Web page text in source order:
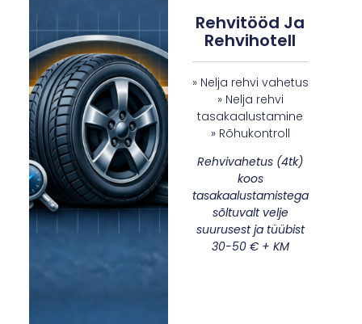
Rehvitööd Ja
Rehvihotell
» Nelja rehvi vahetus
» Nelja rehvi
tasakaalustamine
» Rõhukontroll
Rehvivahetus (4tk)
koos
tasakaalustamistega
sõltuvalt velje
suurusest ja tüübist
30-50 € + KM